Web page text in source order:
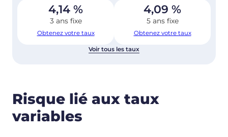
4,14 %
3 ans fixe
Obtenez votre taux
4,09 %
5 ans fixe
Obtenez votre taux
Voir tous les taux
Risque lié aux taux
variables